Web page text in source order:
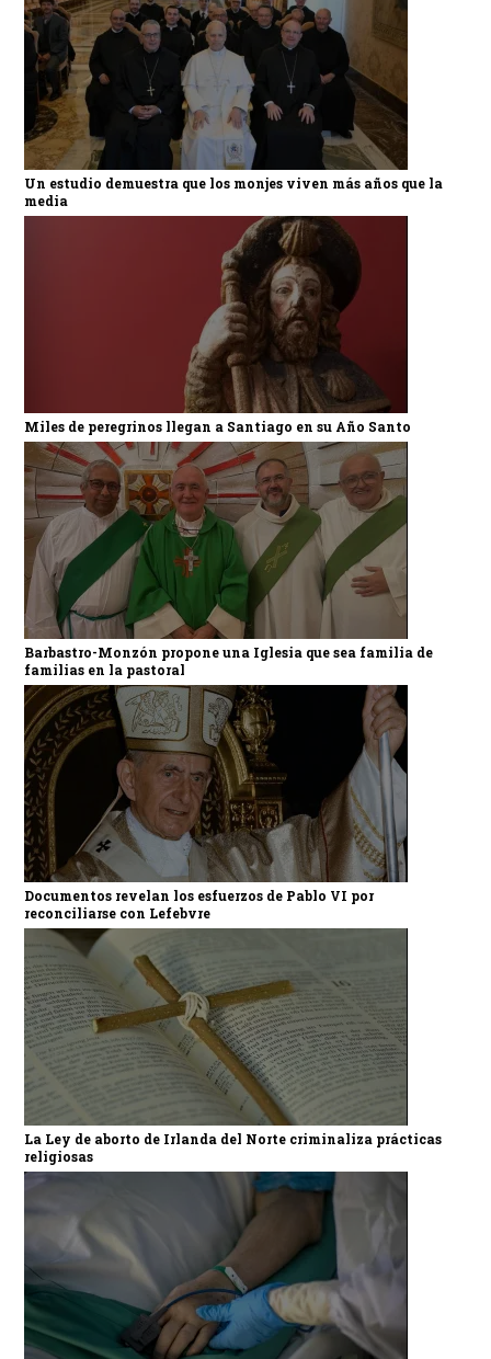
Un estudio demuestra que los monjes viven más años que la
media
Miles de peregrinos llegan a Santiago en su Año Santo
Barbastro-Monzón propone una Iglesia que sea familia de
familias en la pastoral
Documentos revelan los esfuerzos de Pablo VI por
reconciliarse con Lefebvre
La Ley de aborto de Irlanda del Norte criminaliza prácticas
religiosas